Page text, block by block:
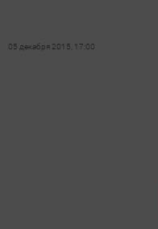
05 декабря 2015, 17:00